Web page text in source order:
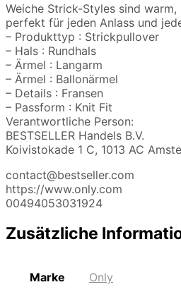
Weiche Strick-Styles sind
perfekt für jeden Anlass und
– Produkttyp : Strickpullover
– Hals : Rundhals
– Ärmel : Langarm
– Ärmel : Ballonärmel
– Details : Fransen
– Passform : Knit Fit
Verantwortliche Person:
BESTSELLER Handels B.V.
Koivistokade 1 C, 1013 AC
contact@bestseller.com
https://www.only.com
00494053031924
Zusätzliche
Marke Only